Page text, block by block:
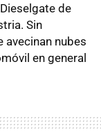
de
Sin
avecinan nubes
en general